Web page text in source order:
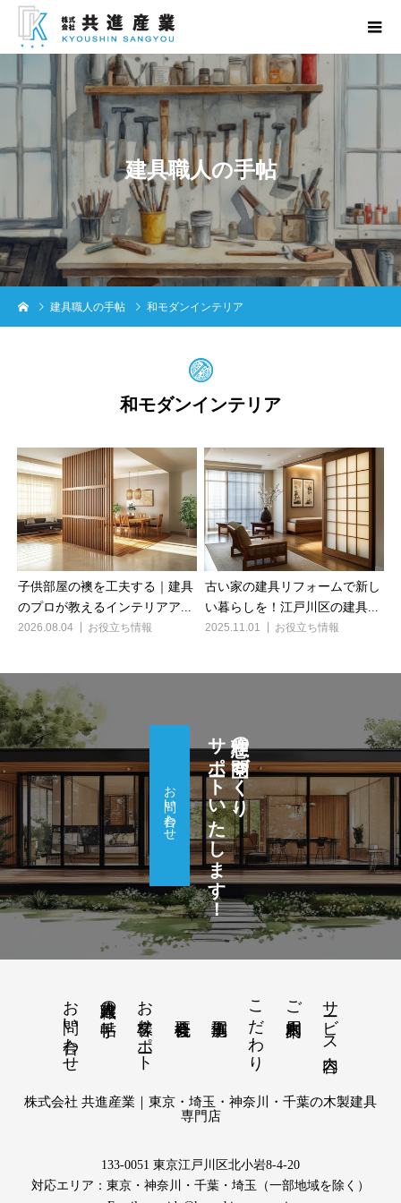
建具職人の手帖
建具職人の手帖 和モダンインテリア
和モダンインテリア
子供部屋の襖を工夫する｜建具
のプロが教えるインテリアア...
2026.08.04 お役立ち情報
古い家の建具リフォームで新し
い暮らしを！江戸川区の建具...
2025.11.01 お役立ち情報
理想の空間づくり、
サポートいたします！
お問い合わせ
サービス内容
ご利用案内
こだわり
お客様サポート
建具職人の手帖
お問い合わせ
株式会社 共進産業｜東京・埼玉・神奈川・千葉の木製建具
専門店
133-0051 東京江戸川区北小岩8-4-20
対応エリア：東京・神奈川・千葉・埼玉（一部地域を除く）